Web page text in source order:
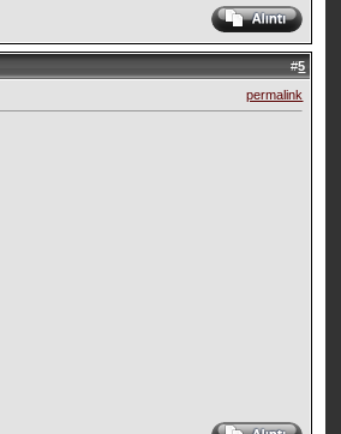
#5
permalink